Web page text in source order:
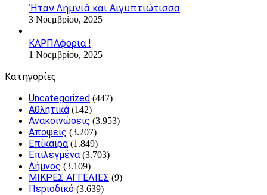
Ήταν Λημνιά και Αιγυπτιώτισσα
3 Νοεμβρίου, 2025
ΚΑΡΠΑφορια !
1 Νοεμβρίου, 2025
Kατηγορίες
Uncategorized (447)
Αθλητικά (142)
Ανακοινώσεις (3.953)
Απόψεις (3.207)
Επίκαιρα (1.849)
Επιλεγμένα (3.703)
Λήμνος (3.109)
ΜΙΚΡΕΣ ΑΓΓΕΛΙΕΣ (9)
Περιοδικό (3.639)